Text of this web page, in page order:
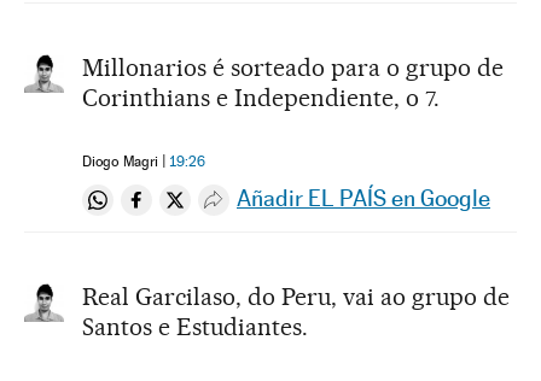
Millonarios é sorteado para o grupo de
Corinthians e Independiente, o 7.
Diogo Magri 19:26
Compartir en Whatsapp
Compartir en Facebook
Compartir en Twitter
Desplegar Redes Sociales
Añadir EL PAÍS en Google
Real Garcilaso, do Peru, vai ao grupo de
Santos e Estudiantes.